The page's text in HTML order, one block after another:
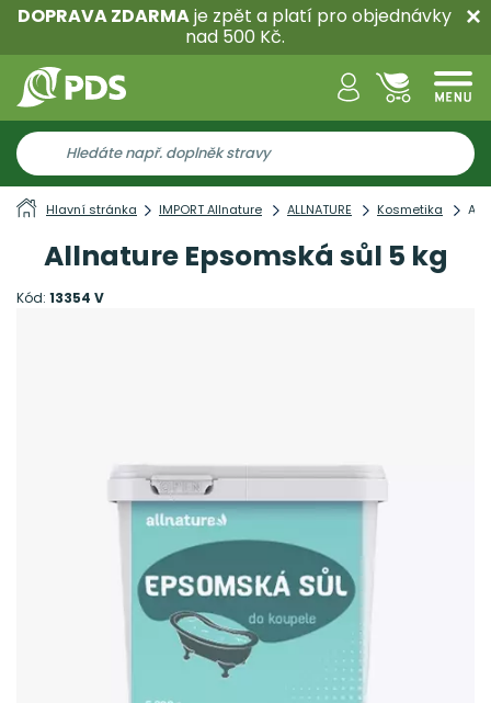
DOPRAVA ZDARMAje zpět a platí pro objednávky
nad 500 Kč.
Hlavní stránka IMPORT Allnature ALLNATURE Kosmetika
Allnature Epsomská sůl 5 kg
Kód: 13354 V